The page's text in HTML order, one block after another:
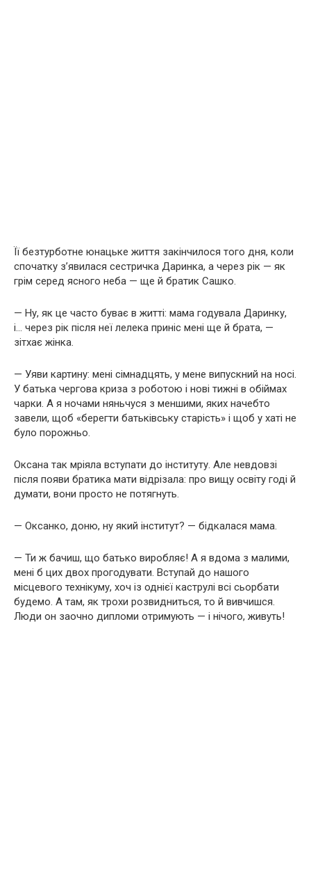
Її безтурботне юнацьке життя закінчилося того дня, коли
спочатку з’явилася сестричка Даринка, а через рік — як
грім серед ясного неба — ще й братик Сашко.
— Ну, як це часто буває в житті: мама годувала Даринку,
і… через рік після неї лелека приніс мені ще й брата, —
зітхає жінка.
— Уяви картину: мені сімнадцять, у мене випускний на носі.
У батька чергова криза з роботою і нові тижні в обіймах
чарки. А я ночами няньчуся з меншими, яких начебто
завели, щоб «берегти батьківську старість» і щоб у хаті не
було порожньо.
Оксана так мріяла вступати до інституту. Але невдовзі
після появи братика мати відрізала: про вищу освіту годі й
думати, вони просто не потягнуть.
— Оксанко, доню, ну який інститут? — бідкалася мама.
— Ти ж бачиш, що батько виробляє! А я вдома з малими,
мені б цих двох прогодувати. Вступай до нашого
місцевого технікуму, хоч із однієї каструлі всі сьорбати
будемо. А там, як трохи розвидниться, то й вивчишся.
Люди он заочно дипломи отримують — і нічого, живуть!